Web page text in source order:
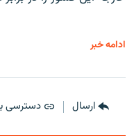
ادامه خبر
ارسال دسترسی